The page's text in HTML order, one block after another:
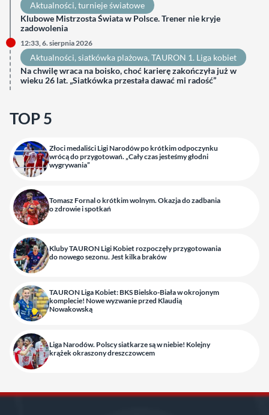
Aktualności, turnieje światowe
Klubowe Mistrzosta Świata w Polsce. Trener nie kryje
zadowolenia
12:33, 6. sierpnia 2026
Aktualności, siatkówka plażowa, TAURON 1. Liga kobiet
Na chwilę wraca na boisko, choć karierę zakończyła już w
wieku 26 lat. „Siatkówka przestała dawać mi radość”
TOP 5
Złoci medaliści Ligi Narodów po krótkim odpoczynku
wrócą do przygotowań. „Cały czas jesteśmy głodni
wygrywania”
Tomasz Fornal o krótkim wolnym. Okazja do zadbania
o zdrowie i spotkań
Kluby TAURON Ligi Kobiet rozpoczęły przygotowania
do nowego sezonu. Jest kilka braków
TAURON Liga Kobiet: BKS Bielsko-Biała w okrojonym
komplecie! Nowe wyzwanie przed Klaudią
Nowakowską
Liga Narodów. Polscy siatkarze są w niebie! Kolejny
krążek okraszony dreszczowcem